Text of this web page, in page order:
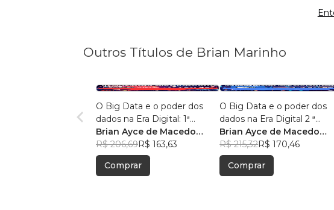
Outros Títulos de Brian Marinho
O Big Data e o poder dos
dados na Era Digital: 1ª
Edição.
Brian Ayce de Macedo
Marinho
R$ 206,69R$ 163,63
Comprar
O Big Data e o poder dos
dados na Era Digital 2 ª
Edição:
Brian Ayce de Macedo
Marinho
R$ 215,32R$ 170,46
Comprar